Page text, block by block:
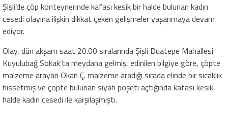
Şişli’de çöp konteynerinde kafası kesik bir halde bulunan kadın
cesedi olayına ilişkin dikkat çeken gelişmeler yaşanmaya devam
ediyor.
Olay, dün akşam saat 20.00 sıralarında Şişli Duatepe Mahallesi
Kuyulubağ Sokak’ta meydana gelmiş, edinilen bilgiye göre, çöpte
malzeme arayan Okan Ç. malzeme aradığı sırada elinde bir sıcaklık
hissetmiş ve çöpte bulunan siyah poşeti açtığında kafası kesik
halde kadın cesedi ile karşılaşmıştı.